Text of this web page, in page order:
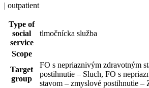
| outpatient
Type of
social
service
tlmočnícka služba
Scope
Target
group
FO s nepriaznivým zdravotným
postihnutie – Sluch, FO s
stavom – zmyslové postihnutie –